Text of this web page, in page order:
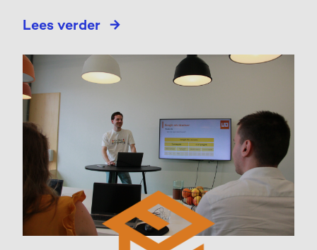
Lees verder →